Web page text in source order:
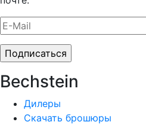
Bechstein
Дилеры
Скачать брошюры